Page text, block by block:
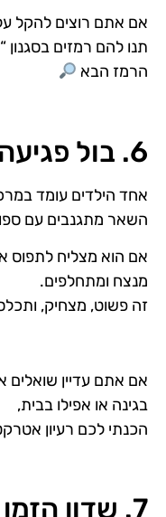
אם אתם רוצים להקל
תנו להם רמזים
הרמז הבא
6. בול פגיעה רטוב
אחד הילדים עומד
השאר מתגנבים עם
אם הוא מצליח לתפוס
מנצח ומתחלפים.
זה פשוט, מצחיק,
אם אתם עדיין שואלים
בגינה או אפילו בבית,
הכנתי לכם רעיון
7. שדון